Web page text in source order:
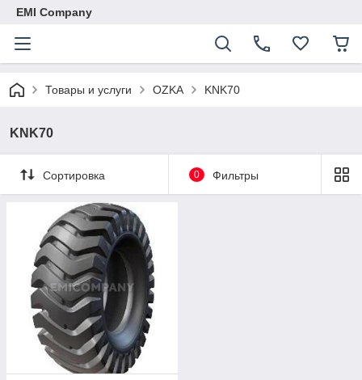
EMI Company
Товары и услуги OZKA KNK70
KNK70
Сортировка 0 Фильтры